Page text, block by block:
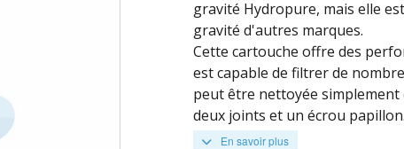
gravité Hydropure, mais elle
gravité d'autres marques.
Cette cartouche offre des
estcapable de filtrer de
peut être nettoyée simplement
deux joints et un écrou papillon.
En savoir plus